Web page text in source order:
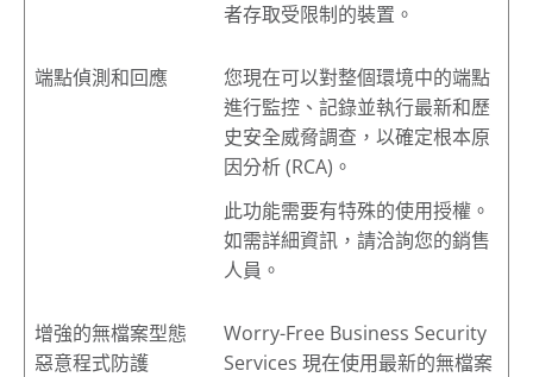
者存取受限制的裝置。
端點偵測和回應
您現在可以對整個環境中的端點
進行監控、記錄並執行最新和歷
史安全威脅調查，以確定根本原
因分析 (RCA)。
此功能需要有特殊的使用授權。
如需詳細資訊，請洽詢您的銷售
人員。
增強的無檔案型態
惡意程式防護
Worry-Free Business Security
Services 現在使用最新的無檔案